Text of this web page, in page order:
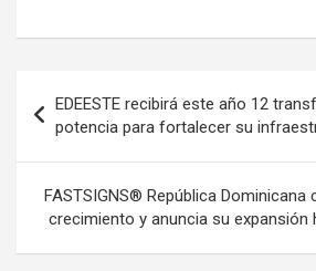
de
entradas
EDEESTE recibirá este año 12
potencia para fortalecer su
FASTSIGNS® República Dominicana
crecimiento y anuncia su expansión